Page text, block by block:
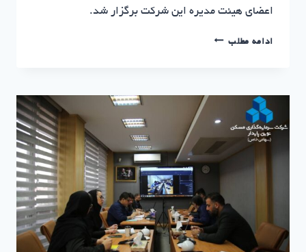
اعضای هیئت مدیره این شرکت برگزار شد.
ادامه مطلبصنعت
تازه
پایدار
در
جلسه
پایش
شرکت
های
تابعه
گروه